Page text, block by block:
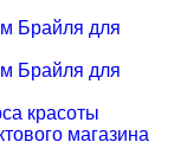
Брайля для
Брайля для
красоты
магазина